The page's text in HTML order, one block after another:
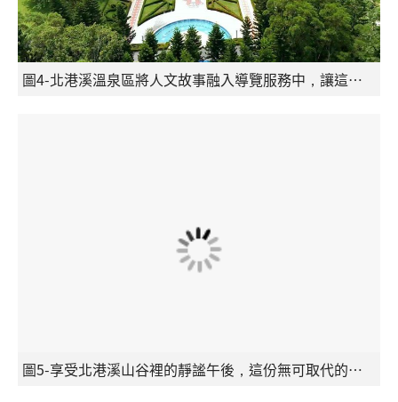
圖4-北港溪溫泉區將人文故事融入導覽服務中，讓這場「金獎服務」之旅不僅是身心的放鬆，更是一次動人的文化洗禮。（參山管理處提供）
圖5-享受北港溪山谷裡的靜謐午後，這份無可取代的自在與貼心空間規劃，正是北港溪溫泉區最讓人想一再回訪的療癒風景。